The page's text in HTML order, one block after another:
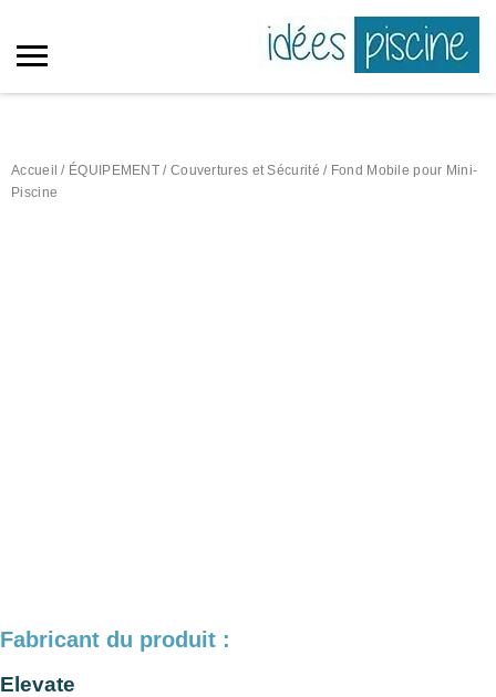
Accueil / ÉQUIPEMENT / Couvertures et Sécurité / Fond Mobile pour Mini-
Piscine
Fabricant du produit :
Elevate